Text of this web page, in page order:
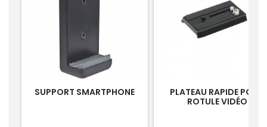
SUPPORT SMARTPHONE
PLATEAU RAPIDE POUR
ROTULE VIDÉO